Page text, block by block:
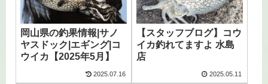
岡山県の釣果情報|サノ
ヤスドック|エギング|コ
ウイカ【2025年5月】
2025.07.16
【スタッフブログ】コウ
イカ釣れてますよ 水島
店
2025.05.11